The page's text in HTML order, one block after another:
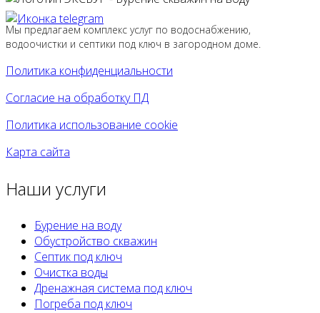
Мы предлагаем комплекс услуг по водоснабжению,
водоочистки и септики под ключ в загородном доме.
Политика конфиденциальности
Согласие на обработку ПД
Политика использование cookie
Карта сайта
Наши услуги
Бурение на воду
Обустройство скважин
Септик под ключ
Очистка воды
Дренажная система под ключ
Погреба под ключ